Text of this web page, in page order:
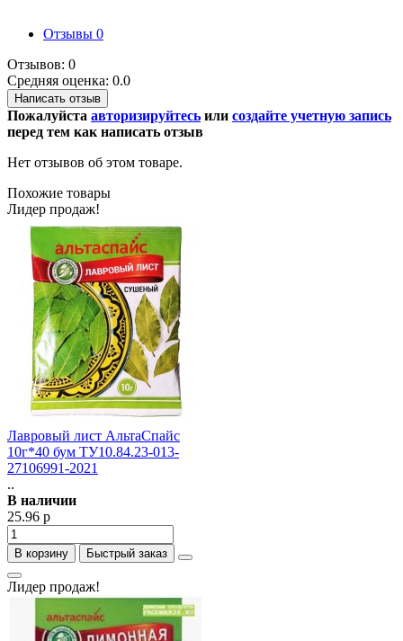
Отзывы 0
Отзывов: 0
Средняя оценка: 0.0
Написать отзыв
Пожалуйста авторизируйтесь или создайте учетную запись
перед тем как написать отзыв
Нет отзывов об этом товаре.
Похожие товары
Лидер продаж!
Лавровый лист АльтаСпайс
10г*40 бум ТУ10.84.23-013-
27106991-2021
..
В наличии
25.96 р
В корзину Быстрый заказ
Лидер продаж!